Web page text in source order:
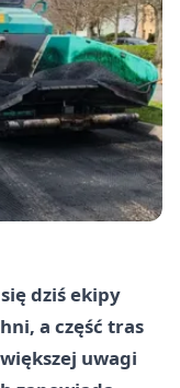
dziś ekipy
a część tras
uwagi